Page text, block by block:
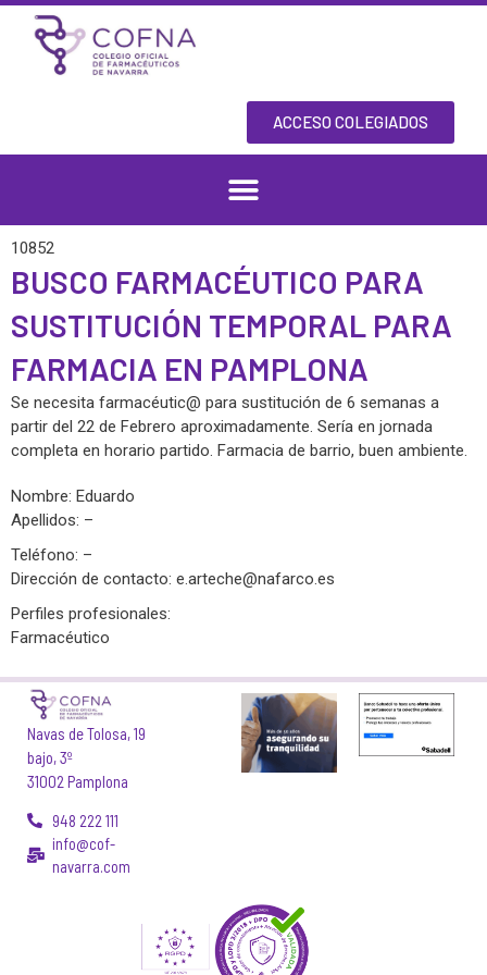
Ir
contenido
ACCESO COLEGIADOS
10852
BUSCO FARMACÉUTICO PARA
SUSTITUCIÓN TEMPORAL PARA
FARMACIA EN PAMPLONA
Se necesita farmacéutic@ para sustitución de 6 semanas a
partir del 22 de Febrero aproximadamente. Sería en jornada
completa en horario partido. Farmacia de barrio, buen ambiente.
Nombre: Eduardo
Apellidos: –
Teléfono: –
Dirección de contacto: e.arteche@nafarco.es
Perfiles profesionales:
Farmacéutico
Navas de Tolosa, 19
bajo, 3º
31002 Pamplona
948 222 111
info@cof-
navarra.com